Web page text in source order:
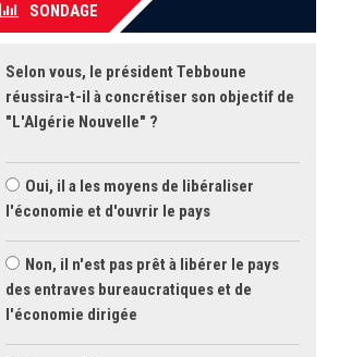
SONDAGE
Selon vous, le président Tebboune
réussira-t-il à concrétiser son objectif de
"L'Algérie Nouvelle" ?
Oui, il a les moyens de libéraliser
l'économie et d'ouvrir le pays
Non, il n'est pas prêt à libérer le pays
des entraves bureaucratiques et de
l'économie dirigée